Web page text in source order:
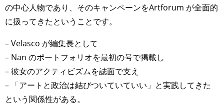
の中心人物であり、そのキャンペーンをArtforum が全面的
に扱ってきたということです。
– Velasco が編集長として
– Nan のポートフォリオを最初の号で掲載し
– 彼女のアクティビズムを誌面で支え
– 「アートと政治は結びついていていい」と実践してきた
という関係性がある。